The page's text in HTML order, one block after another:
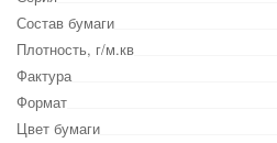
Состав бумаги
Плотность, г/м.кв
Фактура
Формат
Цвет бумаги